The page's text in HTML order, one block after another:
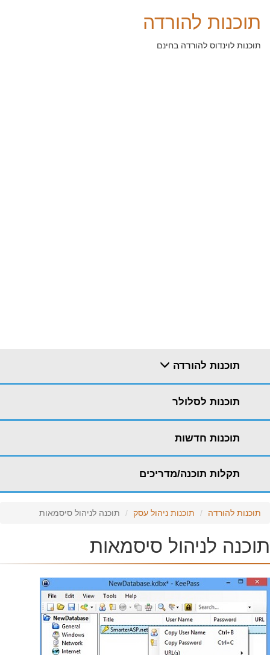
תוכנות להורדה
תוכנות לוינדוס להורדה בחינם
תוכנות להורדה
תוכנות לסלולר
תוכנות חדשות
תקלות תוכנה/מדריכים
תוכנות להורדה תוכנות ניהול עסק תוכנה לניהול סיסמאות
לניהול סיסמאות